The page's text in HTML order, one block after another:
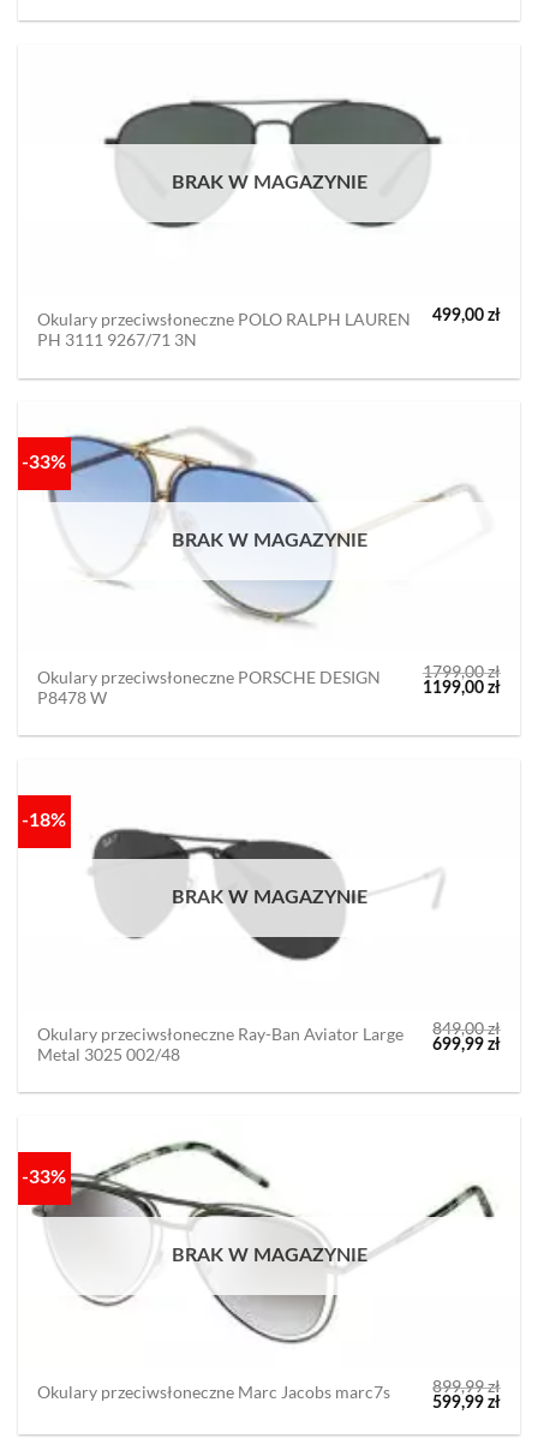
799,00 zł.
BRAK W MAGAZYNIE
Okulary przeciwsłoneczne POLO RALPH LAUREN
PH 3111 9267/71 3N
499,00 zł
-33%
BRAK W MAGAZYNIE
Okulary przeciwsłoneczne PORSCHE DESIGN
P8478 W
1799,00zł
Pierwotna
1799,00 zł.
1199,00 zł
-18%
BRAK W MAGAZYNIE
Okulary przeciwsłoneczne Ray-Ban Aviator Large
Metal 3025 002/48
849,00zł
Pierwotna
cena
849,00 zł.
699,99 zł
-33%
BRAK W MAGAZYNIE
Okulary przeciwsłoneczne Marc Jacobs marc7s 899,99zł
Pierwotna
cena
wynosiła:
599,99 zł